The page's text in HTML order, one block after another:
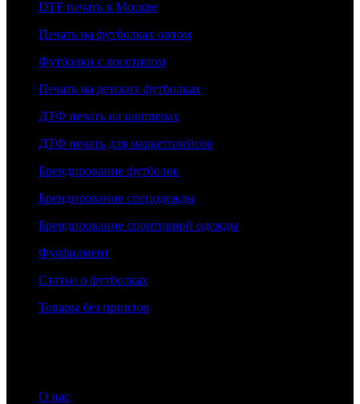
DTF печать в Москве
Печать на футболках оптом
Футболки с логотипом
Печать на детских футболках
ДТФ печать на шопперах
ДТФ печать для маркетплейсов
Брендирование футболок
Брендирование спецодежды
Брендирование спортивной одежды
Фулфилмент
Статьи о футболках
Товары без принтов
О нас